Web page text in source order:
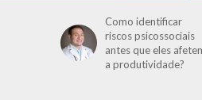
Como identificar
riscos psicossociais
antes que eles
a produtividade?